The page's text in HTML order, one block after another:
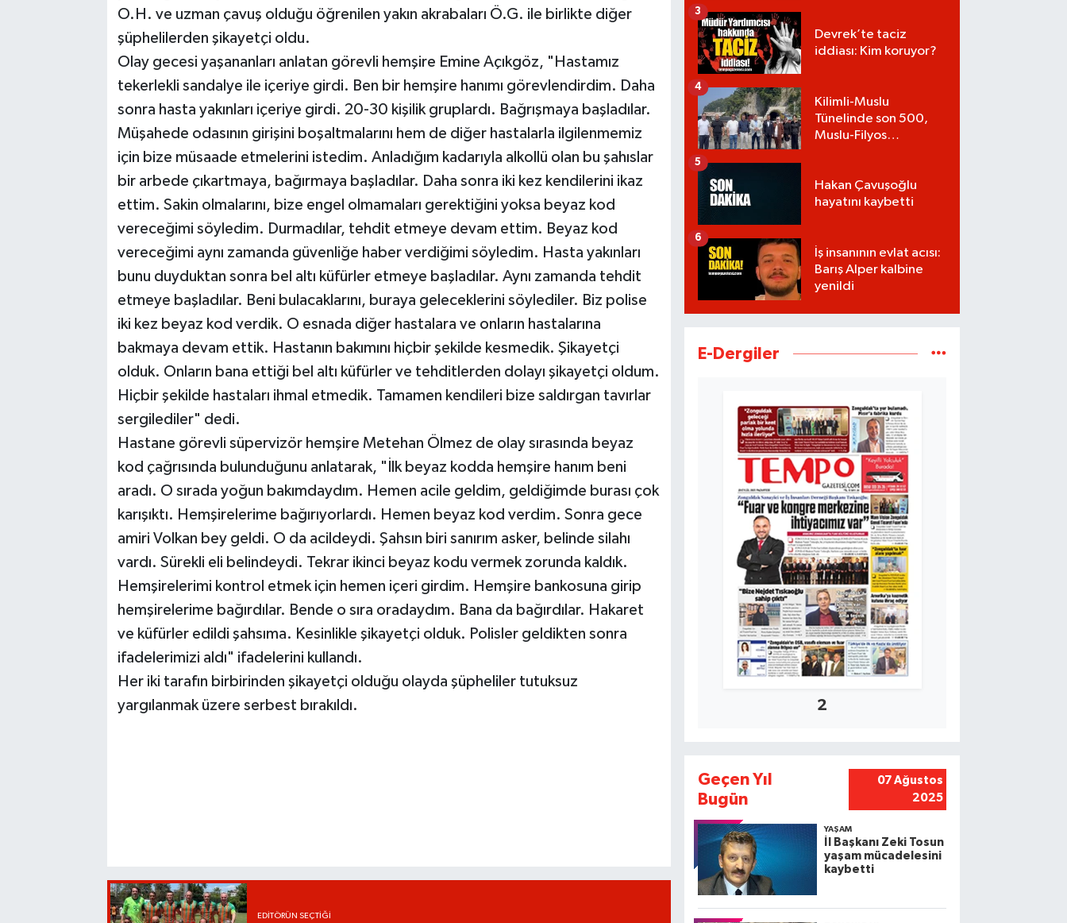
O.H. ve uzman çavuş olduğu öğrenilen yakın akrabaları Ö.G. ile birlikte diğer
şüphelilerden şikayetçi oldu.
Olay gecesi yaşananları anlatan görevli hemşire Emine Açıkgöz, "Hastamız
tekerlekli sandalye ile içeriye girdi. Ben bir hemşire hanımı görevlendirdim. Daha
sonra hasta yakınları içeriye girdi. 20-30 kişilik gruplardı. Bağrışmaya başladılar.
Müşahede odasının girişini boşaltmalarını hem de diğer hastalarla ilgilenmemiz
için bize müsaade etmelerini istedim. Anladığım kadarıyla alkollü olan bu şahıslar
bir arbede çıkartmaya, bağırmaya başladılar. Daha sonra iki kez kendilerini ikaz
ettim. Sakin olmalarını, bize engel olmamaları gerektiğini yoksa beyaz kod
vereceğimi söyledim. Durmadılar, tehdit etmeye devam ettim. Beyaz kod
vereceğimi aynı zamanda güvenliğe haber verdiğimi söyledim. Hasta yakınları
bunu duyduktan sonra bel altı küfürler etmeye başladılar. Aynı zamanda tehdit
etmeye başladılar. Beni bulacaklarını, buraya geleceklerini söylediler. Biz polise
iki kez beyaz kod verdik. O esnada diğer hastalara ve onların hastalarına
bakmaya devam ettik. Hastanın bakımını hiçbir şekilde kesmedik. Şikayetçi
olduk. Onların bana ettiği bel altı küfürler ve tehditlerden dolayı şikayetçi oldum.
Hiçbir şekilde hastaları ihmal etmedik. Tamamen kendileri bize saldırgan tavırlar
sergilediler" dedi.
Hastane görevli süpervizör hemşire Metehan Ölmez de olay sırasında beyaz
kod çağrısında bulunduğunu anlatarak, "İlk beyaz kodda hemşire hanım beni
aradı. O sırada yoğun bakımdaydım. Hemen acile geldim, geldiğimde burası çok
karışıktı. Hemşirelerime bağırıyorlardı. Hemen beyaz kod verdim. Sonra gece
amiri Volkan bey geldi. O da acildeydi. Şahsın biri sanırım asker, belinde silahı
vardı. Sürekli eli belindeydi. Tekrar ikinci beyaz kodu vermek zorunda kaldık.
Hemşirelerimi kontrol etmek için hemen içeri girdim. Hemşire bankosuna girip
hemşirelerime bağırdılar. Bende o sıra oradaydım. Bana da bağırdılar. Hakaret
ve küfürler edildi şahsıma. Kesinlikle şikayetçi olduk. Polisler geldikten sonra
ifadelerimizi aldı" ifadelerini kullandı.
Her iki tarafın birbirinden şikayetçi olduğu olayda şüpheliler tutuksuz
yargılanmak üzere serbest bırakıldı.
EDITÖRÜN SEÇTIĞI
Devrek’te taciz
iddiası: Kim koruyor?
3
Kilimli-Muslu
Tünelinde son 500,
Muslu-Filyos
4
Hakan Çavuşoğlu
hayatını kaybetti
5
İş insanının evlat acısı:
Barış Alper kalbine
yenildi
6
E-Dergiler
2
Geçen Yıl
Bugün
07 Ağustos
2025
YAŞAM
İl Başkanı Zeki Tosun
yaşam mücadelesini
kaybetti